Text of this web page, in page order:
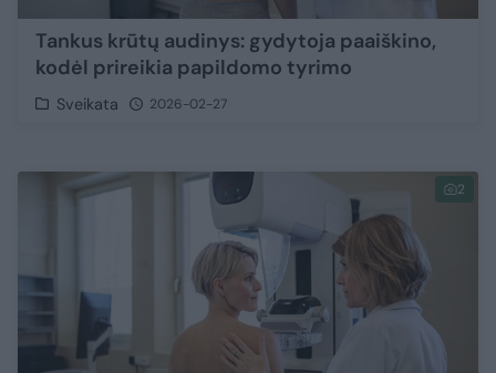
Tankus krūtų audinys: gydytoja paaiškino,
kodėl prireikia papildomo tyrimo
Sveikata 2026-02-27
2